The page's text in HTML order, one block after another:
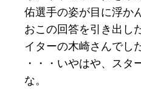
佑選手の姿が目に浮か
おこの回答を引き出し
イターの木崎さんでした
・・・いやはや、スタ
な。